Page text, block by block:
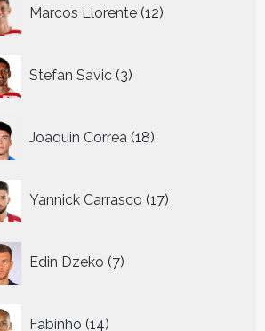
Marcos Llorente 12
producten
Stefan Savic 3
producten
Joaquin Correa 18
producten
Yannick Carrasco 17
producten
Edin Dzeko 7
producten
Fabinho 14